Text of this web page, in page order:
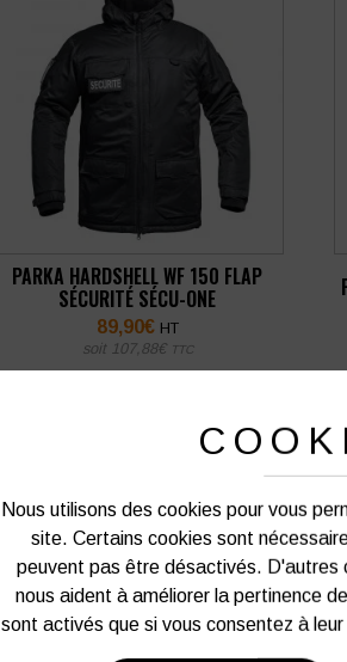
PARKA HARDSHELL WF 150 FLAP
SÉCURITÉ SÉCU-ONE
89,90€ HT
soit 107,88€ TTC
Nous utilisons des cookies pour vous
site. Certains cookies sont
peuvent pas être désactivés. D'autres
nous aident à améliorer la pertinence
sont activés que si vous consentez à